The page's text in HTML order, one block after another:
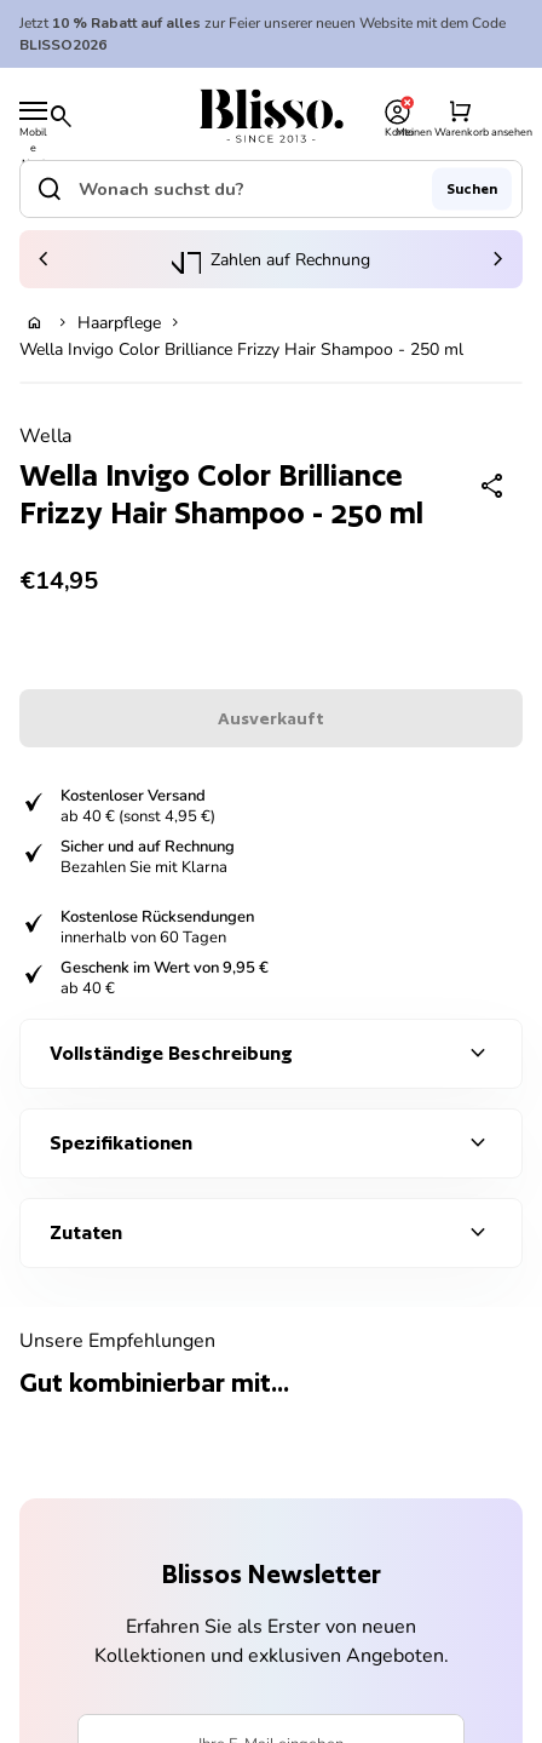
Zum Inhalt springen
Jetzt10 % Rabatt auf alles zur Feier unserer neuen Website mit dem Code
BLISSO2026
Mobil
e
Navi
gatio
search
Startseite
Konto
Meinen Warenkorb ansehen
shopping_cart
Startseite
Suche"
search Suchen
(Link öffnet in neuem Tab/Fenster)
Zahlen auf Rechnung
chevron_left chevron_right
home chevron_right Haarpflege chevron_right
Wella Invigo Color Brilliance Frizzy Hair Shampoo - 250 ml
Wella
Wella Invigo Color Brilliance
Frizzy Hair Shampoo - 250 ml
share
Regulärer Preis
€14,95
Ausverkauft
Kostenloser Versand
ab 40 € (sonst 4,95 €)
Sicher und auf Rechnung
Bezahlen Sie mit Klarna
Kostenlose Rücksendungen
innerhalb von 60 Tagen
Geschenk im Wert von 9,95 €
ab 40 €
Vollständige Beschreibung expand_more
Spezifikationen expand_more
Zutaten expand_more
Unsere Empfehlungen
Gut kombinierbar mit...
Blissos Newsletter
Erfahren Sie als Erster von neuen
Kollektionen und exklusiven Angeboten.